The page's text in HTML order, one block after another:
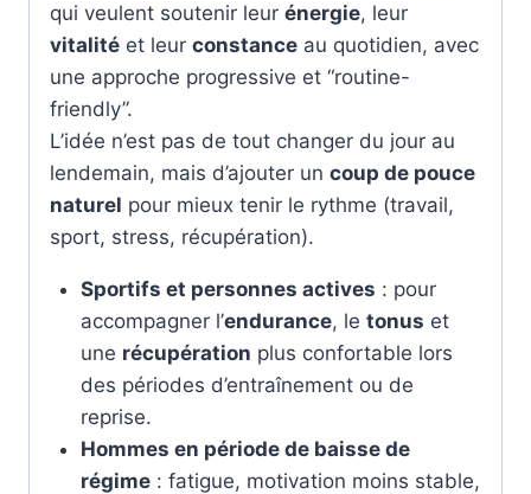
qui veulent soutenir leur énergie, leur
vitalité et leur constance au quotidien, avec
une approche progressive et “routine-
friendly”.
L’idée n’est pas de tout changer du jour au
lendemain, mais d’ajouter un coup de pouce
naturel pour mieux tenir le rythme (travail,
sport, stress, récupération).
Sportifs et personnes actives : pour
accompagner l’endurance, le tonus et
une récupération plus confortable lors
des périodes d’entraînement ou de
reprise.
Hommes en période de baisse de
régime: fatigue, motivation moins stable,